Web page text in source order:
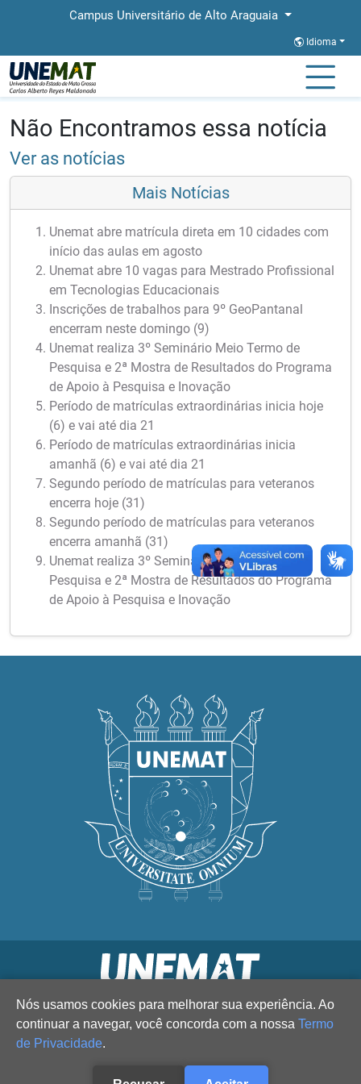
Campus Universitário de Alto Araguaia
Idioma
Página Inicial
Não Encontramos essa notícia
Ver as notícias
Mais Notícias
Unemat abre matrícula direta em 10 cidades com
início das aulas em agosto
Unemat abre 10 vagas para Mestrado Profissional
em Tecnologias Educacionais
Inscrições de trabalhos para 9º GeoPantanal
encerram neste domingo (9)
Unemat realiza 3º Seminário Meio Termo de
Pesquisa e 2ª Mostra de Resultados do Programa
de Apoio à Pesquisa e Inovação
Período de matrículas extraordinárias inicia hoje
(6) e vai até dia 21
Período de matrículas extraordinárias inicia
amanhã (6) e vai até dia 21
Segundo período de matrículas para veteranos
encerra hoje (31)
Segundo período de matrículas para veteranos
encerra amanhã (31)
Unemat realiza 3º Seminário Meio Termo de
Pesquisa e 2ª Mostra de Resultados do Programa
de Apoio à Pesquisa e Inovação
Nós usamos cookies para melhorar sua experiência. Ao
continuar a navegar, você concorda com a nossa Termo
de Privacidade.